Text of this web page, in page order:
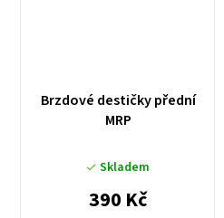
Brzdové destičky přední
MRP
Skladem
390 Kč